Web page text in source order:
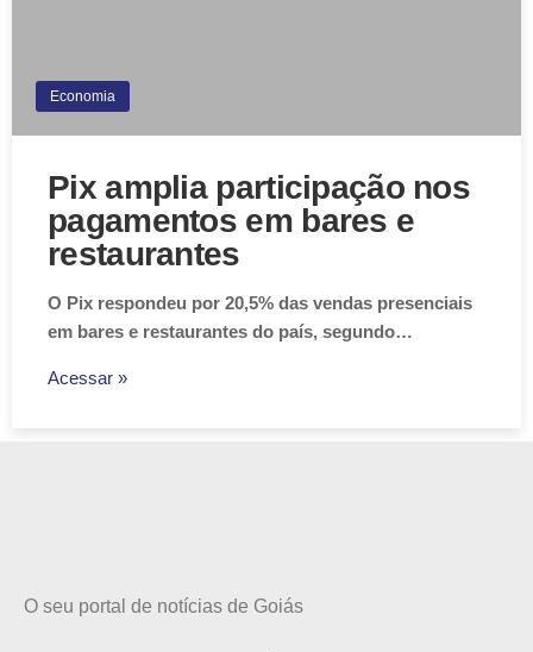
Economia
Pix amplia participação nos
pagamentos em bares e
restaurantes
O Pix respondeu por 20,5% das vendas presenciais
em bares e restaurantes do país, segundo…
Acessar »
O seu portal de notícias de Goiás